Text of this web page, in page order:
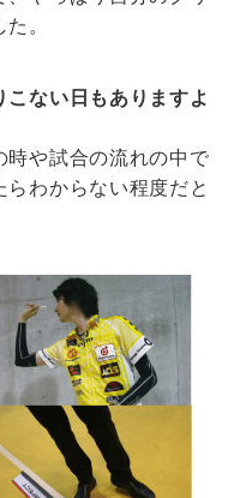
。
ない日もありますよ
時や試合の流れの中で
わからない程度だと